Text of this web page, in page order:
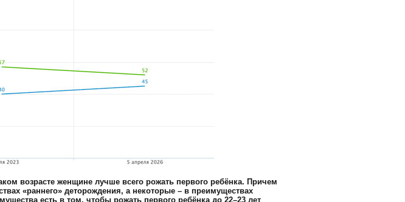
возрасте женщине лучше всего рожать первого ребёнка. Причем
«раннего» деторождения, а некоторые – в преимуществах
есть в том, чтобы рожать первого ребёнка до 22–23 лет